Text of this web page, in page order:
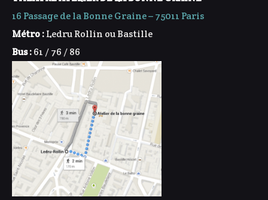
16 Passage de la Bonne Graine – 75011 Paris
Métro :Ledru Rollin ou Bastille
Bus :61 / 76 / 86